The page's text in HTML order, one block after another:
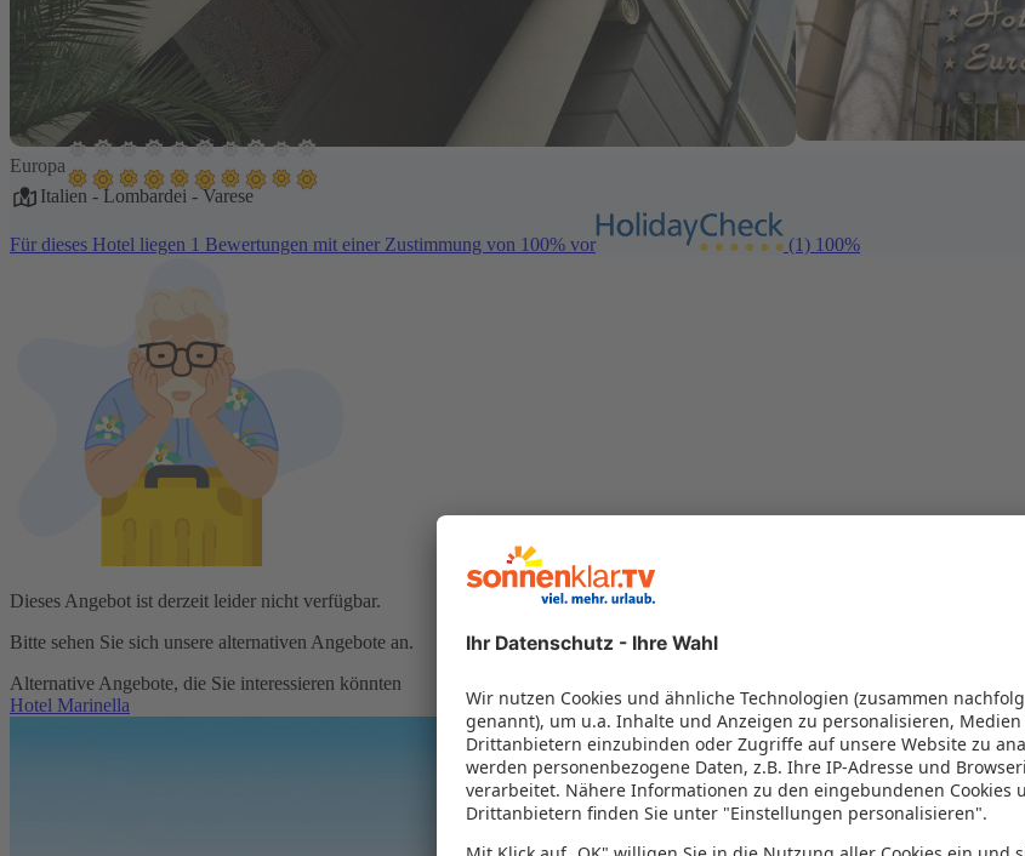
Europa
Italien -Lombardei -Varese
Für dieses Hotel liegen 1 Bewertungen mit einer Zustimmung von 100% vor (1) 100%
Dieses Angebot ist derzeit leider nicht verfügbar.
Bitte sehen Sie sich unsere alternativen Angebote an.
Alternative Angebote, die Sie interessieren könnten
Hotel Marinella